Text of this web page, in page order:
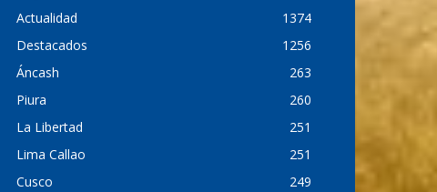
Actualidad
1374
Destacados
1256
Áncash
263
Piura
260
La Libertad
251
Lima Callao
251
Cusco
249